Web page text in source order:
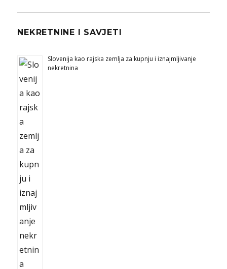
NEKRETNINE I SAVJETI
Slovenija kao rajska zemlja za kupnju i iznajmljivanje
nekretnina